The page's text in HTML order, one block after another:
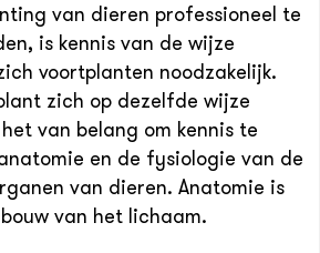
van dieren professioneel te
is kennis van de wijze
voortplanten noodzakelijk.
zich op dezelfde wijze
van belang om kennis te
en de fysiologie van de
van dieren. Anatomie is
van het lichaam.